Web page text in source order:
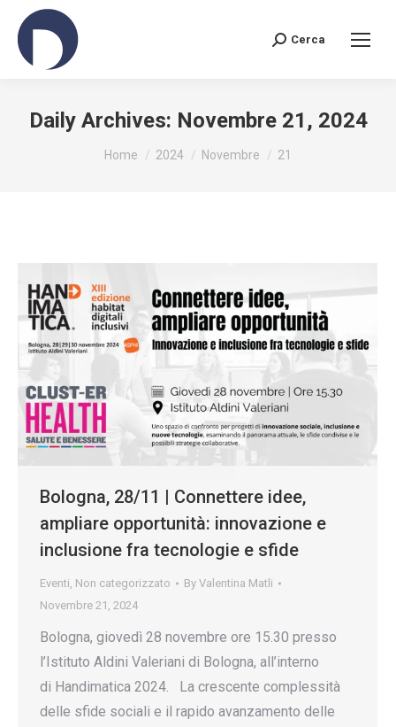
Search:
Cerca
Daily Archives: Novembre 21, 2024
You are here:
Home 2024 Novembre 21
Bologna, 28/11 | Connettere idee,
ampliare opportunità: innovazione e
inclusione fra tecnologie e sfide
Eventi, Non categorizzato By Valentina Matli
Novembre 21, 2024
Bologna, giovedì 28 novembre ore 15.30 presso
l’Istituto Aldini Valeriani di Bologna, all’interno
di Handimatica 2024. La crescente complessità
delle sfide sociali e il rapido avanzamento delle